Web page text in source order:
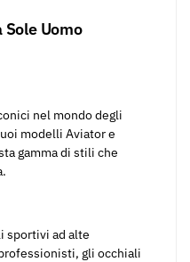
modelli Aviator e
gamma di stili che
gli occhiali